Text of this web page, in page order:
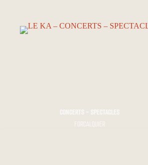
CONCERTS - SPECTACLES
FORCALQUIER